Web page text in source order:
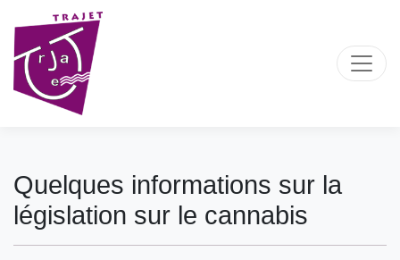
Quelques informations sur la
législation sur le cannabis